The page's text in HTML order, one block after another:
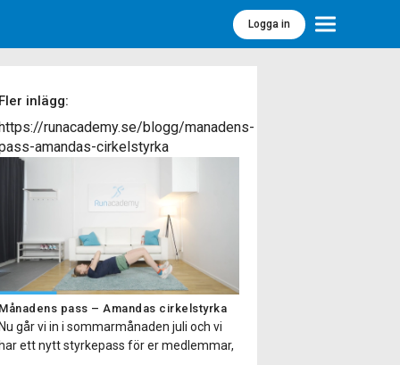
Logga in Meny
Fler inlägg:
runacademy.se/blogg/manadens-
amandas-cirkelstyrka
Månadens pass – Amandas cirkelstyrka
Nu går vi in i sommarmånaden juli och vi
har ett nytt styrkepass för er medlemmar,